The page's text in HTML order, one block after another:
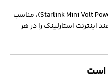
کابل برق فندکی استارلینک (Starlink Mini Volt Power Cable)، مناسب
اینترنت استارلینک را در هر
است